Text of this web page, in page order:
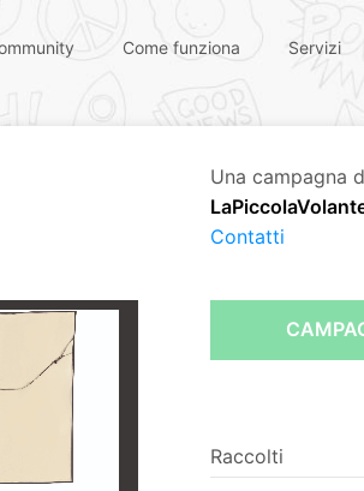
Come funziona Servizi
Una campagna
Contatti
Raccolti